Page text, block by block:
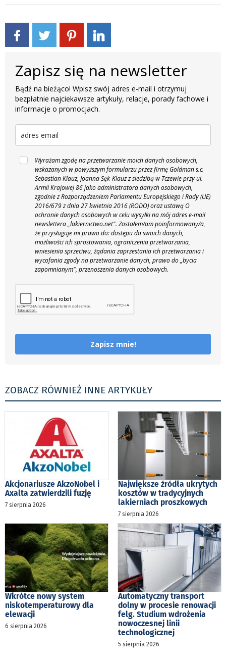
Zapisz się na newsletter
Bądź na bieżąco! Wpisz swój adres e-mail i otrzymuj
bezpłatnie najciekawsze artykuły, relacje, porady fachowe i
informacje o promocjach.
Wyrażam zgodę na przetwarzanie moich danych osobowych,
wskazanych w powyższym formularzu przez firmę Goldman s.c.
Sebastian Klauz, Joanna Sęk-Klauz z siedzibą w Tczewie przy ul.
Armii Krajowej 86 jako administratora danych osobowych,
zgodnie z Rozporządzeniem Parlamentu Europejskiego i Rady (UE)
2016/679 z dnia 27 kwietnia 2016 (RODO) oraz ustawą O
ochronie danych osobowych w celu wysyłki na mój adres e-mail
newslettera „lakiernictwo.net". Zostałem/am poinformowany/a,
że przysługuje mi prawo do: dostępu do swoich danych,
możliwości ich sprostowania, ograniczenia przetwarzania,
wniesienia sprzeciwu, żądania zaprzestania ich przetwarzania i
wycofania zgody na przetwarzanie danych, prawo do „bycia
zapomnianym", przenoszenia danych osobowych.
Zapisz mnie!
ZOBACZ RÓWNIEŻ INNE ARTYKUŁY
Akcjonariusze AkzoNobel i
Axalta zatwierdzili fuzję
7 sierpnia 2026
Największe źródła ukrytych
kosztów w tradycyjnych
lakierniach proszkowych
7 sierpnia 2026
Wkrótce nowy system
niskotemperaturowy dla
elewacji
6 sierpnia 2026
Automatyczny transport
dolny w procesie renowacji
felg. Studium wdrożenia
nowoczesnej linii
technologicznej
5 sierpnia 2026